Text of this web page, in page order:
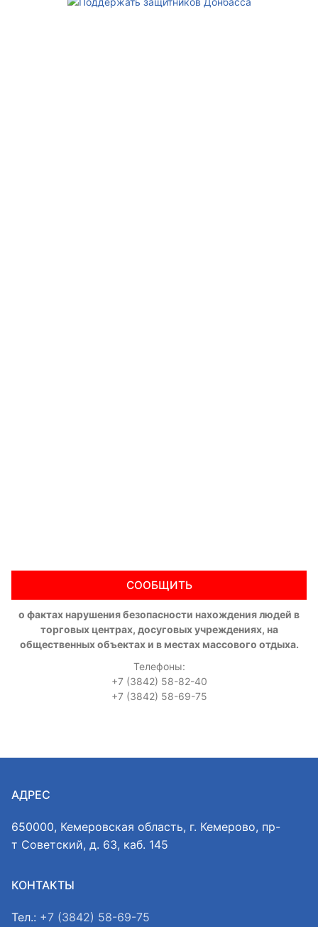
СООБЩИТЬ
о фактах нарушения безопасности нахождения людей в
торговых центрах, досуговых учреждениях, на
общественных объектах и в местах массового отдыха.
Телефоны:
+7 (3842) 58-82-40
+7 (3842) 58-69-75
АДРЕС
650000, Кемеровская область, г. Кемерово, пр-
т Советский, д. 63, каб. 145
КОНТАКТЫ
Тел.: +7 (3842) 58-69-75